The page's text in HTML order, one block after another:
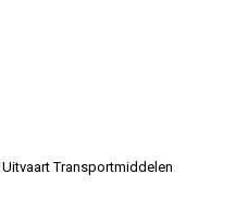
Transportmiddelen